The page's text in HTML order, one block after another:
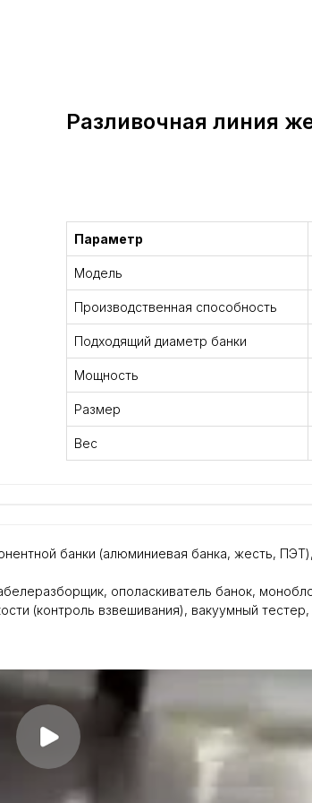
Разливочная линия
Параметр
Модель
Производственная способность
Подходящий диаметр банки
Мощность
Размер
Вес
банки (алюминиевая банка, жесть,
ополаскиватель банок,
(контроль взвешивания), вакуумный